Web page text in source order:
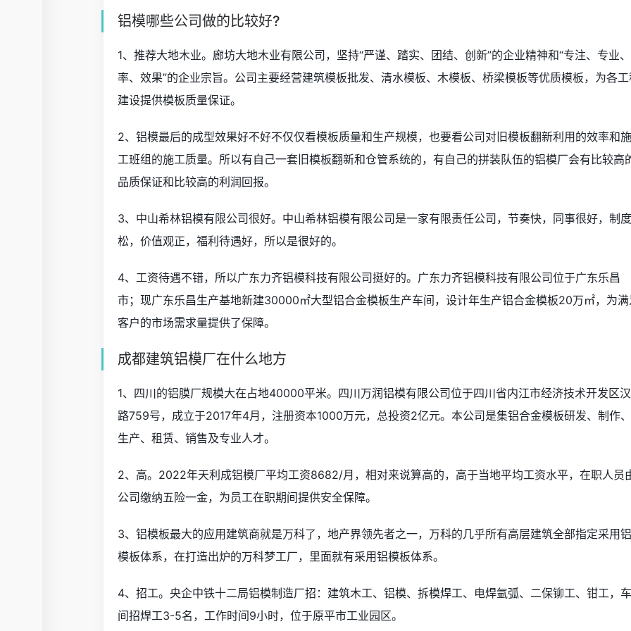
铝模哪些公司做的比较好?
1、推荐大地木业。廊坊大地木业有限公司，坚持“严谨、踏实、团结、创新”的企业精神和“专注、专业
率、效果”的企业宗旨。公司主要经营建筑模板批发、清水模板、木模板、桥梁模板等优质模板，为各工
建设提供模板质量保证。
2、铝模最后的成型效果好不好不仅仅看模板质量和生产规模，也要看公司对旧模板翻新利用的效率和施
工班组的施工质量。所以有自己一套旧模板翻新和仓管系统的，有自己的拼装队伍的铝模厂会有比较高
品质保证和比较高的利润回报。
3、中山希林铝模有限公司很好。中山希林铝模有限公司是一家有限责任公司，节奏快，同事很好，制度
松，价值观正，福利待遇好，所以是很好的。
4、工资待遇不错，所以广东力齐铝模科技有限公司挺好的。广东力齐铝模科技有限公司位于广东乐昌
市；现广东乐昌生产基地新建30000㎡大型铝合金模板生产车间，设计年生产铝合金模板20万㎡，为满
客户的市场需求量提供了保障。
成都建筑铝模厂在什么地方
1、四川的铝膜厂规模大在占地40000平米。四川万润铝模有限公司位于四川省内江市经济技术开发区
路759号，成立于2017年4月，注册资本1000万元，总投资2亿元。本公司是集铝合金模板研发、制作、
生产、租赁、销售及专业人才。
2、高。2022年天利成铝模厂平均工资8682/月，相对来说算高的，高于当地平均工资水平，在职人员
公司缴纳五险一金，为员工在职期间提供安全保障。
3、铝模板最大的应用建筑商就是万科了，地产界领先者之一，万科的几乎所有高层建筑全部指定采用铝
模板体系，在打造出炉的万科梦工厂，里面就有采用铝模板体系。
4、招工。央企中铁十二局铝模制造厂招：建筑木工、铝模、拆模焊工、电焊氩弧、二保铆工、钳工，车
间招焊工3-5名，工作时间9小时，位于原平市工业园区。